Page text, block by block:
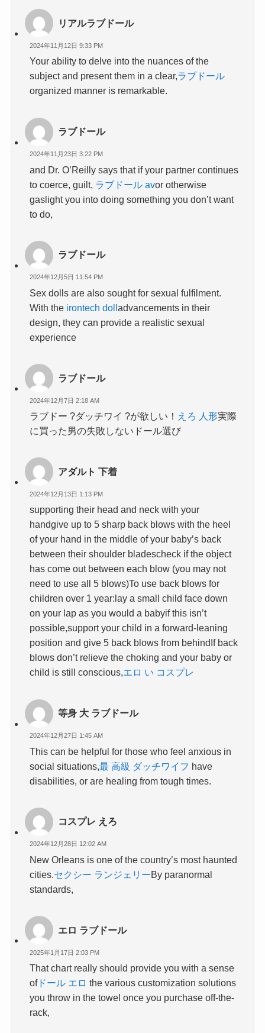
リアルラブドール
2024年11月12日 9:33 PM
Your ability to delve into the nuances of the
subject and present them in a clear,ラブドール
organized manner is remarkable.
ラブドール
2024年11月23日 3:22 PM
and Dr. O’Reilly says that if your partner continues
to coerce, guilt, ラブドール avor otherwise
gaslight you into doing something you don’t want
to do,
ラブドール
2024年12月5日 11:54 PM
Sex dolls are also sought for sexual fulfilment.
With the irontech dolladvancements in their
design, they can provide a realistic sexual
experience
ラブドール
2024年12月7日 2:18 AM
ラブドー ?ダッチワイ ?が欲しい！ えろ 人形実際
に買った男の失敗しないドール選び
アダルト 下着
2024年12月13日 1:13 PM
supporting their head and neck with your
handgive up to 5 sharp back blows with the heel
of your hand in the middle of your baby’s back
between their shoulder bladescheck if the object
has come out between each blow (you may not
need to use all 5 blows)To use back blows for
children over 1 year:lay a small child face down
on your lap as you would a babyif this isn’t
possible,support your child in a forward-leaning
position and give 5 back blows from behindIf back
blows don’t relieve the choking and your baby or
child is still conscious,エロ い コスプレ
等身 大 ラブドール
2024年12月27日 1:45 AM
This can be helpful for those who feel anxious in
social situations,最 高級 ダッチワイフ have
disabilities, or are healing from tough times.
コスプレ えろ
2024年12月28日 12:02 AM
New Orleans is one of the country’s most haunted
cities.セクシー ランジェリーBy paranormal
standards,
エロ ラブドール
2025年1月17日 2:03 PM
That chart really should provide you with a sense
ofドール エロ the various customization solutions
you throw in the towel once you purchase off-the-
rack,